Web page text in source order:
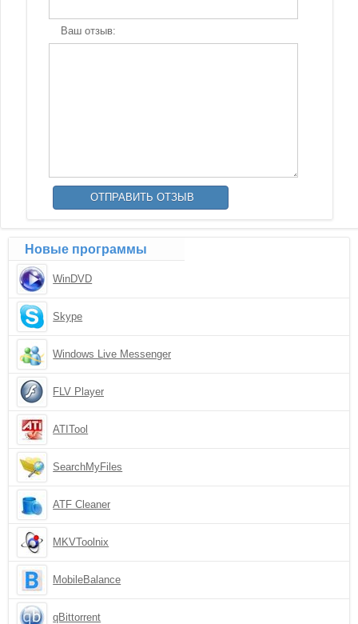
Ваш отзыв:
Новые программы
WinDVD
Skype
Windows Live Messenger
FLV Player
ATITool
SearchMyFiles
ATF Cleaner
MKVToolnix
MobileBalance
qBittorrent